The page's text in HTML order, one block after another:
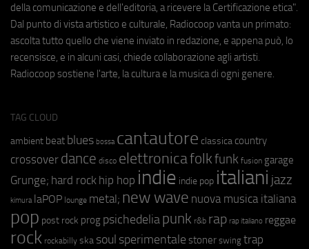
della comunicazione e dell'editoria, a ricevere la Certificazione etica".
Dal punto di vista artistico e culturale, Radiocoop vanta un primato:
ascolta tutto quello che viene inviato in redazione, e appena può, lo
recensisce, e in alcuni casi, chiede collaborazione agli artisti.
Radiocoop sostiene l'arte, la cultura e la musica di ogni genere.
TAG CLOUD
ambient beat blues bossa cantautore classica country
crossover dance disco elettronicafolkfunk fusion garage
Grunge; hard rock hip hop indie indie pop italiani jazz
kimura laPOP lounge metal; new wave nuova musica italiana
pop post rock prog psichedeliapunk r&b rap rap italiano reggae
rock rockabilly ska soul sperimentale stoner swing trap